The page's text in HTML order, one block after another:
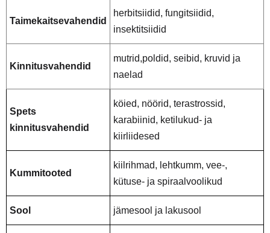
Taimekaitsevahendid
herbitsiidid, fungitsiidid,
insektitsiidid
Kinnitusvahendid
mutrid,poldid, seibid, kruvid ja
naelad
Spets
kinnitusvahendid
köied, nöörid, terastrossid,
karabiinid, ketilukud- ja
kiirliidesed
Kummitooted
kiilrihmad, lehtkumm, vee-,
kütuse- ja spiraalvoolikud
Sool jämesool ja lakusool